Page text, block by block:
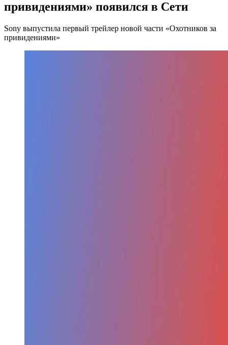
привидениями» появился в Сети
Sony выпустила первый трейлер новой части «Охотников за
привидениями»